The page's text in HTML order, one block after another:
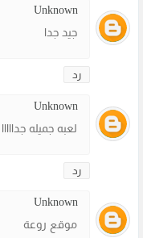
Unknown
جيد جدا
رد
Unknown
لعبه جميله جدااااا
رد
Unknown
موقع روعة